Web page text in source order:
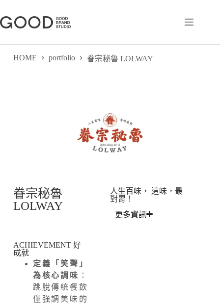
HOME portfolio 眷宗秘魯 LOLWAY
眷宗秘魯
LOLWAY
ACHIEVEMENT 好
成就
定義「笑聲」
為核心調味 ：
跳脫傳統餐飲
僅強調美味的
人生百味， 這味，最
對胃！
更多資訊